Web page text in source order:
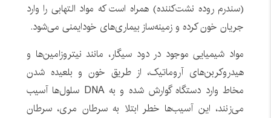
(سندرم روده نشت‌کننده) همراه است که مواد التهابی را وارد
جریان خون کرده و زمینه‌ساز بیماری‌های خودایمنی می‌شود.
مواد شیمیایی موجود در دود سیگار، مانند نیتروزامین‌ها و
هیدروکربن‌های آروماتیک، از طریق خون و بلعیده شدن
مخاط وارد دستگاه گوارش شده و به DNA سلول‌ها آسیب
می‌زنند، این آسیب‌ها خطر ابتلا به سرطان مری، سرطان